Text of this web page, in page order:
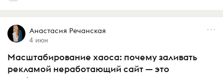
Анастасия Речанская
4 июн
Масштабирование хаоса: почему заливать
рекламой неработающий сайт — это